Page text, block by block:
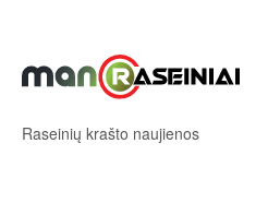
Raseinių krašto naujienos